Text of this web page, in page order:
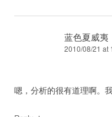
蓝色夏威夷
2010/08/21 at
嗯，分析的很有道理啊。